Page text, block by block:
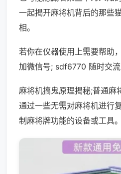
一起揭开麻将机背后的那些
相。
若你在仪器使用上需要帮助
加微信号; sdf6770 随时交流
麻将机搞鬼原理揭秘;普通麻
通过一些无需对麻将机进行
制麻将牌功能的设备或工具。